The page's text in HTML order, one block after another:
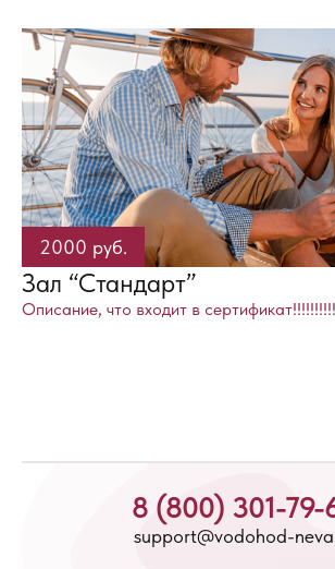
2000 руб.
Зал “Стандарт”
Описание, что входит в сертификат!!!!!!!!!!
8 (800) 301-79-
support@vodohod-